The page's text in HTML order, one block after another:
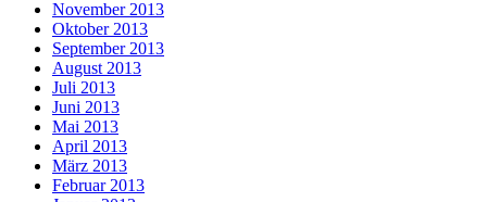
November 2013
Oktober 2013
September 2013
August 2013
Juli 2013
Juni 2013
Mai 2013
April 2013
März 2013
Februar 2013